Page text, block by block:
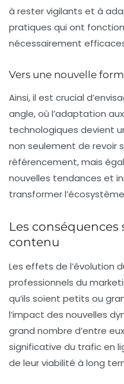
à rester vigilants et à
pratiques qui ont
nécessairement efficaces
Vers une nouvelle
Ainsi, il est crucial
angle, où l’adaptation
technologiques devient
non seulement de revoir
référencement, mais
nouvelles tendances et
transformer
Les conséquences
contenu
Les effets de l’évolution
professionnels du
qu’ils soient petits ou
l’impact des nouvelles
grand nombre d’entre
significative du trafic en
de leur viabilité à long